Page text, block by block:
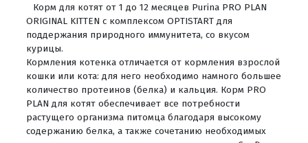
Корм для котят от 1 до 12 месяцев Purina PRO PLAN
ORIGINAL KITTEN с комплексом OPTISTART для
поддержания природного иммунитета, со вкусом
курицы.
Кормления котенка отличается от кормления взрослой
кошки или кота: для него необходимо намного большее
количество протеинов (белка) и кальция. Корм PRO
PLAN для котят обеспечивает все потребности
растущего организма питомца благодаря высокому
содержанию белка, а также сочетанию необходимых